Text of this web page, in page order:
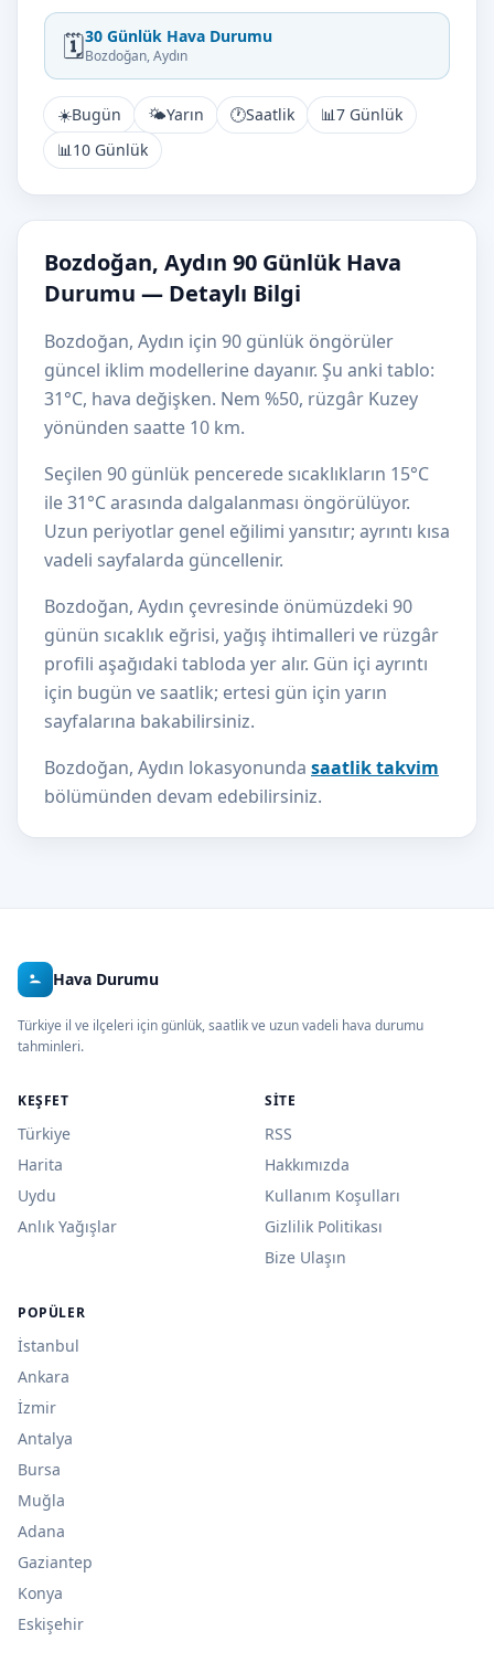
🗓️30 Günlük Hava Durumu
Bozdoğan, Aydın
☀️Bugün 🌤️Yarın 🕐Saatlik 📊7 Günlük
📊10 Günlük
Bozdoğan, Aydın 90 Günlük Hava
Durumu — Detaylı Bilgi
Bozdoğan, Aydın için 90 günlük öngörüler
güncel iklim modellerine dayanır. Şu anki tablo:
31°C, hava değişken. Nem %50, rüzgâr Kuzey
yönünden saatte 10 km.
Seçilen 90 günlük pencerede sıcaklıkların 15°C
ile 31°C arasında dalgalanması öngörülüyor.
Uzun periyotlar genel eğilimi yansıtır; ayrıntı kısa
vadeli sayfalarda güncellenir.
Bozdoğan, Aydın çevresinde önümüzdeki 90
günün sıcaklık eğrisi, yağış ihtimalleri ve rüzgâr
profili aşağıdaki tabloda yer alır. Gün içi ayrıntı
için bugün ve saatlik; ertesi gün için yarın
sayfalarına bakabilirsiniz.
Bozdoğan, Aydın lokasyonunda saatlik takvim
bölümünden devam edebilirsiniz.
Hava Durumu
Türkiye il ve ilçeleri için günlük, saatlik ve uzun vadeli hava durumu
tahminleri.
KEŞFET
Türkiye
Harita
Uydu
Anlık Yağışlar
SITE
RSS
Hakkımızda
Kullanım Koşulları
Gizlilik Politikası
Bize Ulaşın
POPÜLER
İstanbul
Ankara
İzmir
Antalya
Bursa
Muğla
Adana
Gaziantep
Konya
Eskişehir